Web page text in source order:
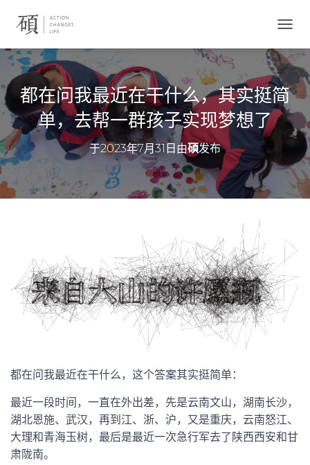
换
导
都在问我最近在干什么，其实挺简
单，去帮一群孩子实现梦想了
于2023年7月31日 由碩发布
都在问我最近在干什么，这个答案其实挺简单：
最近一段时间，一直在外出差，先是云南文山，湖南长沙，
湖北恩施、武汉，再到江、浙、沪，又是重庆，云南怒江、
大理和青海玉树，最后是最近一次急行军去了陕西西安和甘
肃陇南。